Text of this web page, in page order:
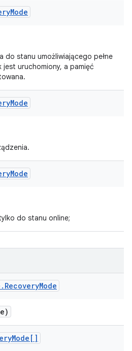
Mode
do stanu umożliwiającego pełne
uruchomiony, a pamięć
Mode
Mode
do stanu online;
. RecoveryMode
Mode[]